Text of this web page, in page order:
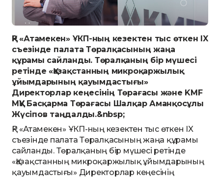
ҚР «Атамекен» ҰКП-ның кезектен тыс өткен IX
съезінде палата Төралқасының жаңа
құрамы сайланды. Төралқаның бір мүшесі
ретінде «Қазақстанның микроқаржылық
ұйымдарының қауымдастығы»
Директорлар кеңесінің Төрағасы және KMF
МҚҰ Басқарма Төрағасы Шалқар Аманқосұлы
Жүсіпов таңдалды.&nbsp;
ҚР «Атамекен» ҰКП-ның кезектен тыс өткен IX
съезінде палата Төралқасының жаңа құрамы
сайланды. Төралқаның бір мүшесі ретінде
«Қазақстанның микроқаржылық ұйымдарының
қауымдастығы» Директорлар кеңесінің